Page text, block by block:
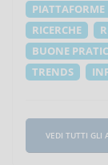
RICERCHE
BUONE
TRENDS
VEDI TUTTI GLI